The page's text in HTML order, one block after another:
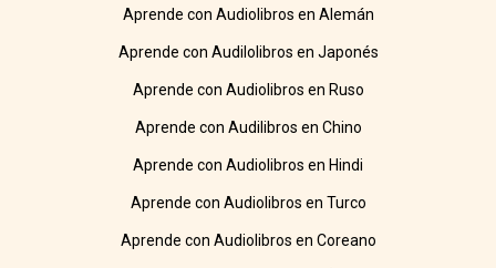
Aprende con Audiolibros en Alemán
Aprende con Audilolibros en Japonés
Aprende con Audiolibros en Ruso
Aprende con Audilibros en Chino
Aprende con Audiolibros en Hindi
Aprende con Audiolibros en Turco
Aprende con Audiolibros en Coreano